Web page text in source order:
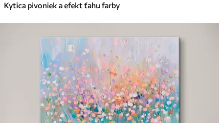
Kytica pivoniek a efekt ťahu farby